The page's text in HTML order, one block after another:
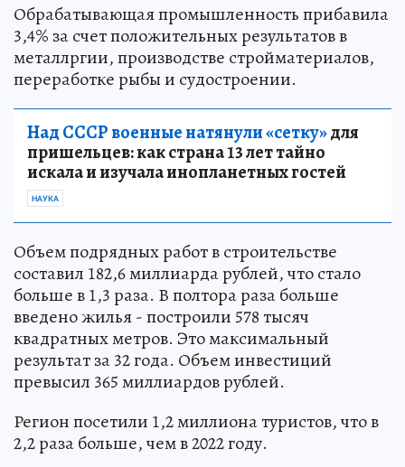
Обрабатывающая промышленность прибавила
3,4% за счет положительных результатов в
металлргии, производстве стройматериалов,
переработке рыбы и судостроении.
Над СССР военные натянули «сетку»для
пришельцев: как страна 13 лет тайно
искала и изучала инопланетных гостей
НАУКА
Объем подрядных работ в строительстве
составил 182,6 миллиарда рублей, что стало
больше в 1,3 раза. В полтора раза больше
введено жилья - построили 578 тысяч
квадратных метров. Это максимальный
результат за 32 года. Объем инвестиций
превысил 365 миллиардов рублей.
Регион посетили 1,2 миллиона туристов, что в
2,2 раза больше, чем в 2022 году.